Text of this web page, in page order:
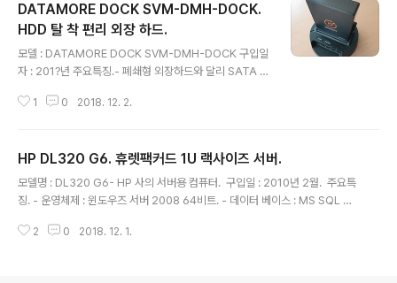
DATAMORE DOCK SVM-DMH-DOCK.
HDD 탈 착 편리 외장 하드.
모델 : DATAMORE DOCK SVM-DMH-DOCK 구입일
자 : 201?년 주요특징.- 폐쇄형 외장하드와 달리 SATA 규
SATA 규격의 2.5인치/3.5인치 HDD - PC와 통신 연결 :
다시 분리하는 작업이 많은 경우 절대적으로 편리함. - 여
러 HDD 의 불량테스트 시에도 유용. 즉, HDD 의 고장으
로 인식도 안되는 상태 빠르게 확인. 외형. ///1942
1 0 2018. 12. 2.
HP DL320 G6. 휴렛팩커드 1U 랙사이즈 서버.
모델명 : DL320 G6- HP 사의 서버용 컴퓨터. 구입일 : 2010년 2월. 주요특
징. - 운영체제 : 윈도우즈 서버 2008 64비트. - 데이터 베이스 : MS SQL 서
기 보유 중이었던 HDD 카트리지 2개를 직접 추가했음. 왼쪽 2개를 RAID1로
2 0 2018. 12. 1.